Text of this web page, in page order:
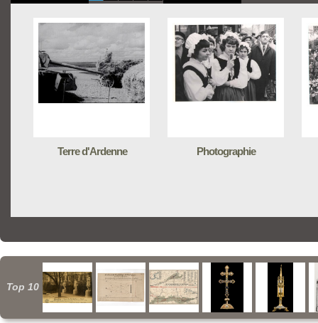
Terre d'Ardenne Photographie
Top 10